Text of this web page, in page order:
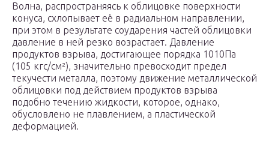
Волна, распространяясь к облицовке поверхности
конуса, схлопывает её в радиальном направлении,
при этом в результате соударения частей облицовки
давление в ней резко возрастает. Давление
продуктов взрыва, достигающее порядка 1010Па
(105 кгс/см²), значительно превосходит предел
текучести металла, поэтому движение металлической
облицовки под действием продуктов взрыва
подобно течению жидкости, которое, однако,
обусловлено не плавлением, а пластической
деформацией.